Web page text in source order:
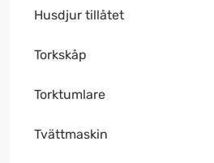
Husdjur tillåtet
Torkskåp
Torktumlare
Tvättmaskin